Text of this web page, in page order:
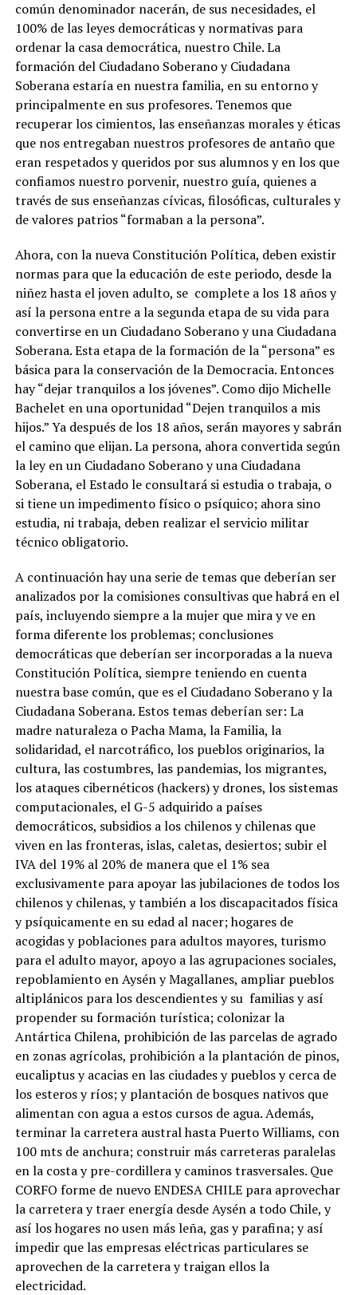
común denominador nacerán, de sus necesidades, el
100% de las leyes democráticas y normativas para
ordenar la casa democrática, nuestro Chile. La
formación del Ciudadano Soberano y Ciudadana
Soberana estaría en nuestra familia, en su entorno y
principalmente en sus profesores. Tenemos que
recuperar los cimientos, las enseñanzas morales y éticas
que nos entregaban nuestros profesores de antaño que
eran respetados y queridos por sus alumnos y en los que
confiamos nuestro porvenir, nuestro guía, quienes a
través de sus enseñanzas cívicas, filosóficas, culturales y
de valores patrios “formaban a la persona”.
Ahora, con la nueva Constitución Política, deben existir
normas para que la educación de este periodo, desde la
niñez hasta el joven adulto, se complete a los 18 años y
así la persona entre a la segunda etapa de su vida para
convertirse en un Ciudadano Soberano y una Ciudadana
Soberana. Esta etapa de la formación de la “persona” es
básica para la conservación de la Democracia. Entonces
hay “dejar tranquilos a los jóvenes”. Como dijo Michelle
Bachelet en una oportunidad “Dejen tranquilos a mis
hijos.” Ya después de los 18 años, serán mayores y sabrán
el camino que elijan. La persona, ahora convertida según
la ley en un Ciudadano Soberano y una Ciudadana
Soberana, el Estado le consultará si estudia o trabaja, o
si tiene un impedimento físico o psíquico; ahora sino
estudia, ni trabaja, deben realizar el servicio militar
técnico obligatorio.
A continuación hay una serie de temas que deberían ser
analizados por la comisiones consultivas que habrá en el
país, incluyendo siempre a la mujer que mira y ve en
forma diferente los problemas; conclusiones
democráticas que deberían ser incorporadas a la nueva
Constitución Política, siempre teniendo en cuenta
nuestra base común, que es el Ciudadano Soberano y la
Ciudadana Soberana. Estos temas deberían ser: La
madre naturaleza o Pacha Mama, la Familia, la
solidaridad, el narcotráfico, los pueblos originarios, la
cultura, las costumbres, las pandemias, los migrantes,
los ataques cibernéticos (hackers) y drones, los sistemas
computacionales, el G-5 adquirido a países
democráticos, subsidios a los chilenos y chilenas que
viven en las fronteras, islas, caletas, desiertos; subir el
IVA del 19% al 20% de manera que el 1% sea
exclusivamente para apoyar las jubilaciones de todos los
chilenos y chilenas, y también a los discapacitados física
y psíquicamente en su edad al nacer; hogares de
acogidas y poblaciones para adultos mayores, turismo
para el adulto mayor, apoyo a las agrupaciones sociales,
repoblamiento en Aysén y Magallanes, ampliar pueblos
altiplánicos para los descendientes y su familias y así
propender su formación turística; colonizar la
Antártica Chilena, prohibición de las parcelas de agrado
en zonas agrícolas, prohibición a la plantación de pinos,
eucaliptus y acacias en las ciudades y pueblos y cerca de
los esteros y ríos; y plantación de bosques nativos que
alimentan con agua a estos cursos de agua. Además,
terminar la carretera austral hasta Puerto Williams, con
100 mts de anchura; construir más carreteras paralelas
en la costa y pre-cordillera y caminos trasversales. Que
CORFO forme de nuevo ENDESA CHILE para aprovechar
la carretera y traer energía desde Aysén a todo Chile, y
así los hogares no usen más leña, gas y parafina; y así
impedir que las empresas eléctricas particulares se
aprovechen de la carretera y traigan ellos la
electricidad.